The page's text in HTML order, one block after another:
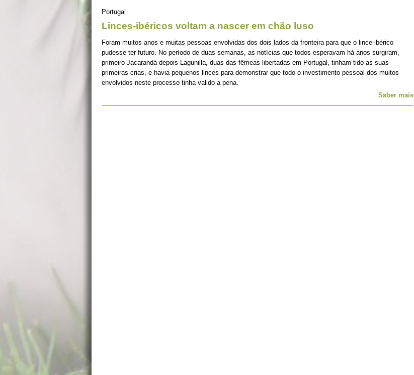
Portugal
Linces-ibéricos voltam a nascer em chão luso
Foram muitos anos e muitas pessoas envolvidas dos dois lados da fronteira para que o lince-ibérico
pudesse ter futuro. No período de duas semanas, as notícias que todos esperavam há anos surgiram,
primeiro Jacarandá depois Lagunilla, duas das fêmeas libertadas em Portugal, tinham tido as suas
primeiras crias, e havia pequenos linces para demonstrar que todo o investimento pessoal dos muitos
envolvidos neste processo tinha valido a pena.
Saber mais